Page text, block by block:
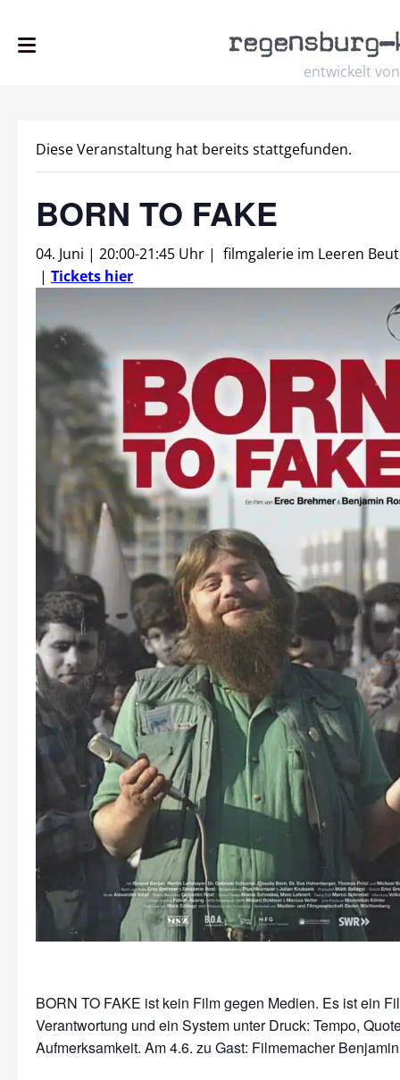
entwickelt von
regensburg–
Diese Veranstaltung hat bereits stattgefunden.
BORN TO FAKE
04. Juni | 20:00-21:45 Uhr | filmgalerie im Leeren
| Tickets hier
BORN TO FAKE ist kein Film gegen Medien. Es ist ein
Verantwortung und ein System unter Druck: Tempo,
Aufmerksamkeit. Am 4.6. zu Gast: Filmemacher